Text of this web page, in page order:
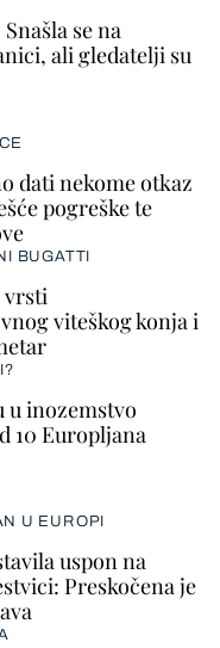
se na
ali gledatelji su
U EUROPI
uspon na
Preskočena je
dati nekome otkaz
pogreške te
BUGATTI
vrsti
viteškog konja i
u inozemstvo
10 Europljana